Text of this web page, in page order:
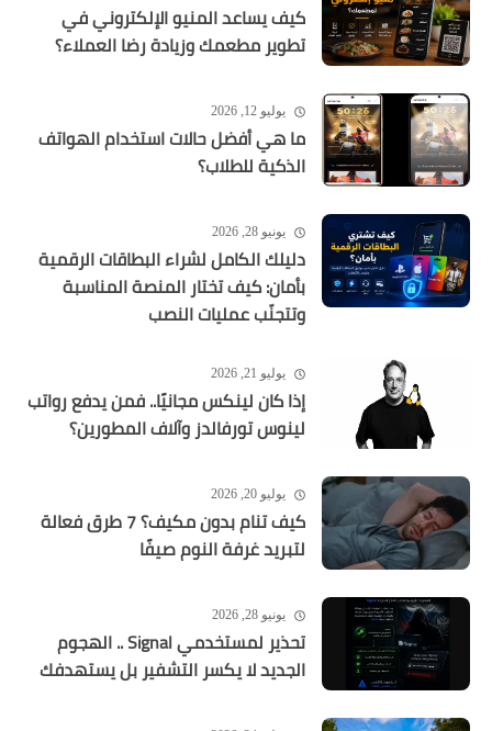
كيف يساعد المنيو الإلكتروني في
تطوير مطعمك وزيادة رضا العملاء؟
يوليو 12, 2026
ما هي أفضل حالات استخدام الهواتف
الذكية للطلاب؟
يونيو 28, 2026
دليلك الكامل لشراء البطاقات الرقمية
بأمان: كيف تختار المنصة المناسبة
وتتجنّب عمليات النصب
يوليو 21, 2026
إذا كان لينكس مجانيًا.. فمن يدفع رواتب
لينوس تورفالدز وآلاف المطورين؟
يوليو 20, 2026
كيف تنام بدون مكيف؟ 7 طرق فعالة
لتبريد غرفة النوم صيفًا
يونيو 28, 2026
تحذير لمستخدمي Signal .. الهجوم
الجديد لا يكسر التشفير بل يستهدفك